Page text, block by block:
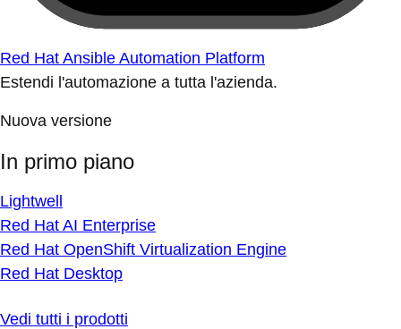
Red Hat Ansible Automation Platform
Estendi l'automazione a tutta l'azienda.
Nuova versione
In primo piano
Lightwell
Red Hat AI Enterprise
Red Hat OpenShift Virtualization Engine
Red Hat Desktop
Vedi tutti i prodotti